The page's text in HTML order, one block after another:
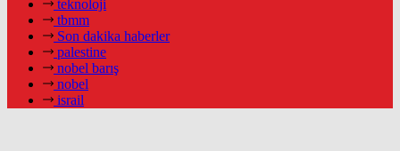
teknoloji
tbmm
Son dakika haberler
palestine
nobel barış
nobel
israil